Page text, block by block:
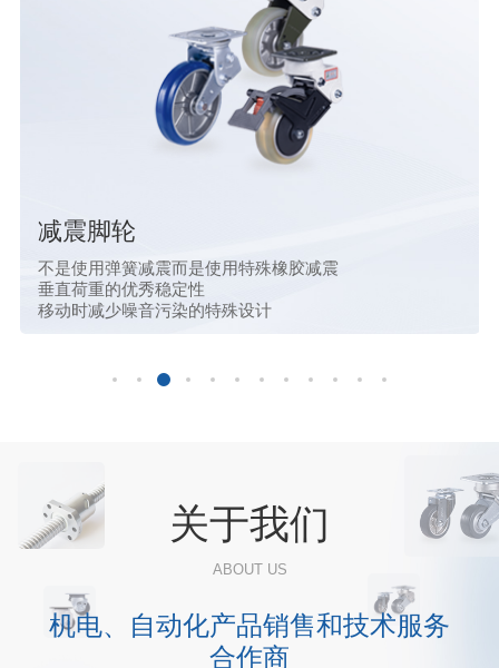
减震脚轮
不是使用弹簧减震而是使用特殊橡胶减震
垂直荷重的优秀稳定性
移动时减少噪音污染的特殊设计
关于我们
ABOUT US
机电、自动化产品销售和技术服务
合作商